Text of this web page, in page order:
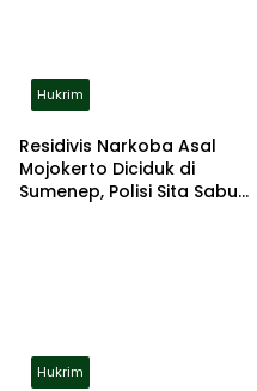
Hukrim
Residivis Narkoba Asal
Mojokerto Diciduk di
Sumenep, Polisi Sita Sabu
Hukrim